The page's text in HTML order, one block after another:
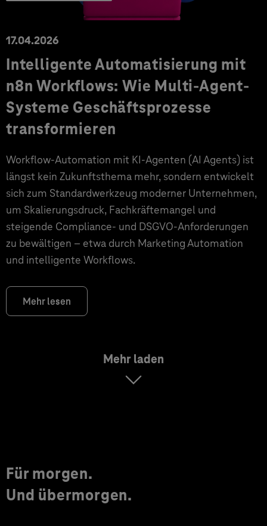
17.04.2026
Intelligente Automatisierung mit
n8n Workflows: Wie Multi-Agent-
Systeme Geschäftsprozesse
transformieren
Workflow-Automation mit KI-Agenten (AI Agents) ist
längst kein Zukunftsthema mehr, sondern entwickelt
sich zum Standardwerkzeug moderner Unternehmen,
um Skalierungsdruck, Fachkräftemangel und
steigende Compliance- und DSGVO-Anforderungen
zu bewältigen – etwa durch Marketing Automation
und intelligente Workflows.
Mehr lesen
Mehr laden
Für morgen.
Und übermorgen.